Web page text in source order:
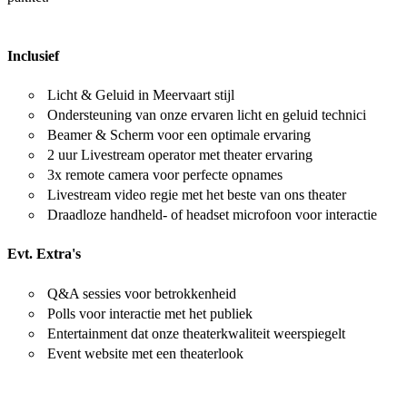
Inclusief
Licht & Geluid in Meervaart stijl
Ondersteuning van onze ervaren licht en geluid technici
Beamer & Scherm voor een optimale ervaring
2 uur Livestream operator met theater ervaring
3x remote camera voor perfecte opnames
Livestream video regie met het beste van ons theater
Draadloze handheld- of headset microfoon voor interactie
Evt. Extra's
Q&A sessies voor betrokkenheid
Polls voor interactie met het publiek
Entertainment dat onze theaterkwaliteit weerspiegelt
Event website met een theaterlook